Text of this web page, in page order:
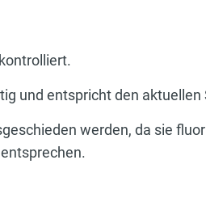
und entspricht den
werden, da sie